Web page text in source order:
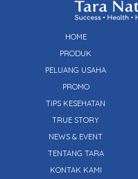
HOME
PRODUK
PELUANG USAHA
PROMO
TIPS KESEHATAN
TRUE STORY
NEWS & EVENT
TENTANG TARA
KONTAK KAMI